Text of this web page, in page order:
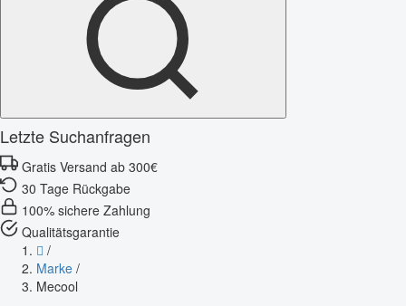
Letzte Suchanfragen
Gratis Versand ab 300€
30 Tage Rückgabe
100% sichere Zahlung
Qualitätsgarantie
/
Marke /
Mecool